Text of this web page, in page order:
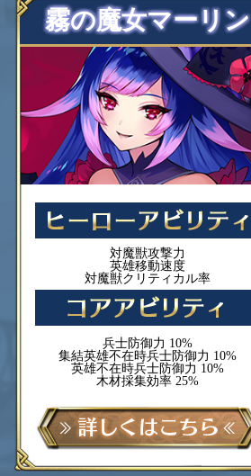
霧の魔女マーリン
対魔獣攻撃力
英雄移動速度
対魔獣クリティカル率
兵士防御力 10%
集結英雄不在時兵士防御力 10%
英雄不在時兵士防御力 10%
木材採集効率 25%